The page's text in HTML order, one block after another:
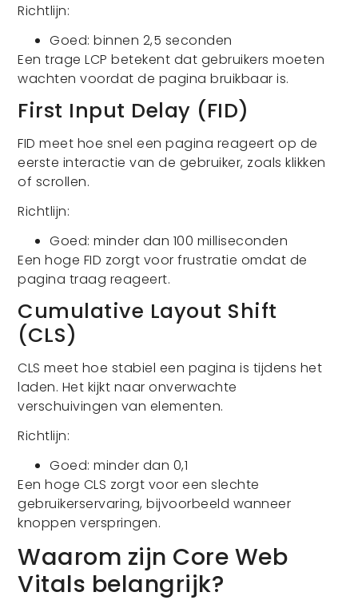
Richtlijn:
Goed: binnen 2,5 seconden
Een trage LCP betekent dat gebruikers moeten
wachten voordat de pagina bruikbaar is.
First Input Delay (FID)
FID meet hoe snel een pagina reageert op de
eerste interactie van de gebruiker, zoals klikken
of scrollen.
Richtlijn:
Goed: minder dan 100 milliseconden
Een hoge FID zorgt voor frustratie omdat de
pagina traag reageert.
Cumulative Layout Shift
(CLS)
CLS meet hoe stabiel een pagina is tijdens het
laden. Het kijkt naar onverwachte
verschuivingen van elementen.
Richtlijn:
Goed: minder dan 0,1
Een hoge CLS zorgt voor een slechte
gebruikerservaring, bijvoorbeeld wanneer
knoppen verspringen.
Waarom zijn Core Web
Vitals belangrijk?